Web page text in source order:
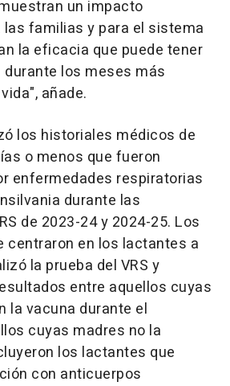
un impacto
familias y para el sistema
la eficacia que puede tener
los meses más
añade.
los historiales médicos de
o menos que fueron
enfermedades respiratorias
durante las
de 2023-24 y 2024-25. Los
centraron en los lactantes a
la prueba del VRS y
entre aquellos cuyas
la vacuna durante el
cuyas madres no la
los lactantes que
con anticuerpos